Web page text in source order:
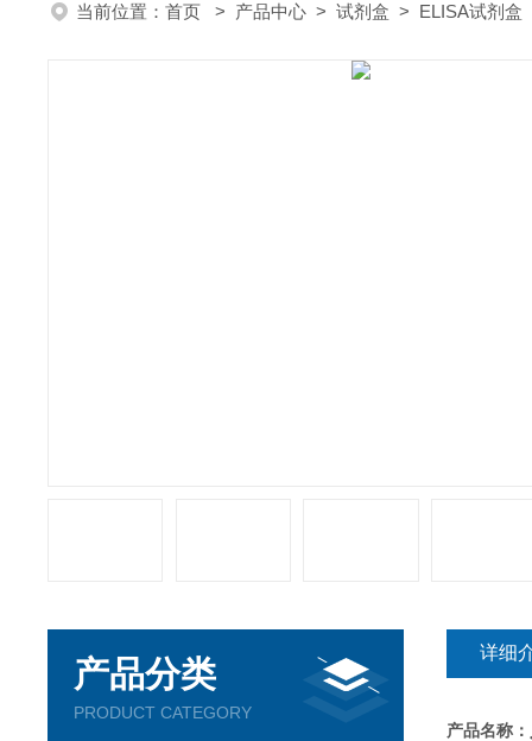
当前位置： 首页 > 产品中心 > 试剂盒 > ELISA试剂盒
产品分类
PRODUCT CATEGORY
详细
产品名称：